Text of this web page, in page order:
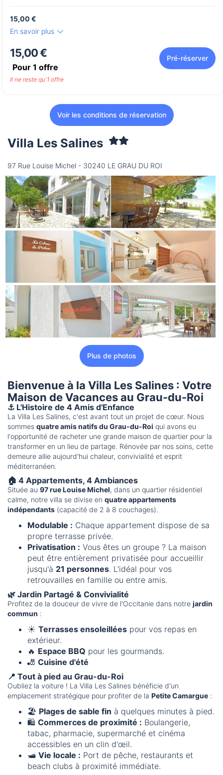
15,00 €
En savoir plus
15,00 €
Pour 1 offre
Pré-réserver
Il ne reste qu'1 offre
Voir les conditions de réservation
Villa Les Salines
97 Rue Louise Michel - 30240 LE GRAU DU ROI
Plus de photos
Bienvenue à la Villa Les Salines : Votre
Maison de Vacances au Grau-du-Roi
⚓ L'Histoire de 4 Amis d'Enfance
La Villa Les Salines, c'est avant tout un projet de cœur. Nous
sommes quatre amis natifs du Grau-du-Roi qui avons eu
l'opportunité de racheter une grande maison de quartier pour la
transformer en un lieu de partage. Rénovée par nos soins, cette
demeure allie aujourd'hui chaleur, convivialité et esprit
méditerranéen.
🏠 4 Appartements, 4 Ambiances
Située au 97 rue Louise Michel, dans un quartier résidentiel
calme, notre villa se divise en quatre appartements
indépendants (capacité de 2 à 8 couchages).
Modulable : Chaque appartement dispose de sa
propre terrasse privée.
Privatisation : Vous êtes un groupe ? La maison
peut être entièrement privatisée pour accueillir
jusqu'à 21 personnes. L'idéal pour vos
retrouvailles en famille ou entre amis.
🌿 Jardin Partagé & Convivialité
Profitez de la douceur de vivre de l'Occitanie dans notre jardin
commun :
☀️ Terrasses ensoleillées pour vos repas en
extérieur.
🔥 Espace BBQ pour les gourmands.
🎳 Cuisine d'été
📍 Tout à pied au Grau-du-Roi
Oubliez la voiture ! La Villa Les Salines bénéficie d'un
emplacement stratégique pour profiter de la Petite Camargue :
🏖️ Plages de sable fin à quelques minutes à pied.
🛍️ Commerces de proximité : Boulangerie,
tabac, pharmacie, supermarché et cinéma
accessibles en un clin d'œil.
🛥️ Vie locale : Port de pêche, restaurants et
beach clubs à proximité immédiate.